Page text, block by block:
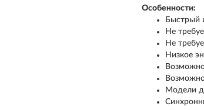
Особенности:
Быстрый
Не
Не
Низкое
Модели